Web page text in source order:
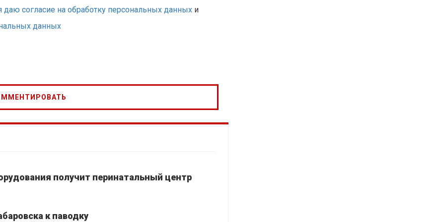
даю согласие на обработку персональных данных и
данных
получит перинатальный центр
к паводку